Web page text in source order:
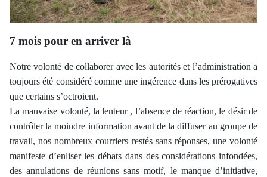
7 mois pour en arriver là
Notre volonté de collaborer avec les autorités et l’administration a
toujours été considéré comme une ingérence dans les prérogatives
que certains s’octroient.
La mauvaise volonté, la lenteur , l’absence de réaction, le désir de
contrôler la moindre information avant de la diffuser au groupe de
travail, nos nombreux courriers restés sans réponses, une volonté
manifeste d’enliser les débats dans des considérations infondées,
des annulations de réunions sans motif, le manque d’initiative,